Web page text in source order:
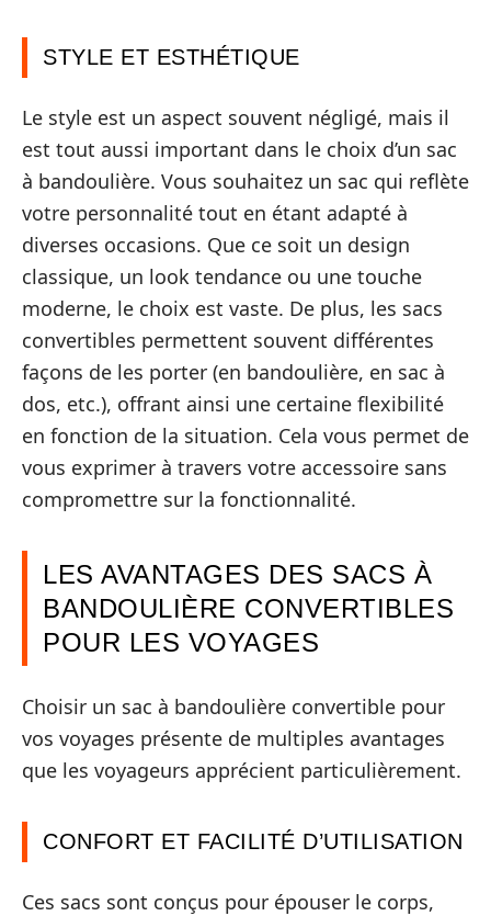
STYLE ET ESTHÉTIQUE
Le style est un aspect souvent négligé, mais il
est tout aussi important dans le choix d’un sac
à bandoulière. Vous souhaitez un sac qui reflète
votre personnalité tout en étant adapté à
diverses occasions. Que ce soit un design
classique, un look tendance ou une touche
moderne, le choix est vaste. De plus, les sacs
convertibles permettent souvent différentes
façons de les porter (en bandoulière, en sac à
dos, etc.), offrant ainsi une certaine flexibilité
en fonction de la situation. Cela vous permet de
vous exprimer à travers votre accessoire sans
compromettre sur la fonctionnalité.
LES AVANTAGES DES SACS À
BANDOULIÈRE CONVERTIBLES
POUR LES VOYAGES
Choisir un sac à bandoulière convertible pour
vos voyages présente de multiples avantages
que les voyageurs apprécient particulièrement.
CONFORT ET FACILITÉ D’UTILISATION
Ces sacs sont conçus pour épouser le corps,